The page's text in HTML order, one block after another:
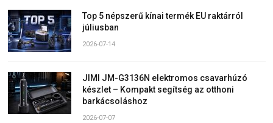
Top 5 népszerű kínai termék EU raktárról
júliusban
2026-07-14
JIMI JM-G3136N elektromos csavarhúzó
készlet – Kompakt segítség az otthoni
barkácsoláshoz
2026-07-07